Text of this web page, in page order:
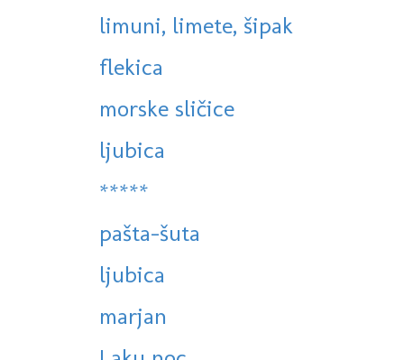
limuni, limete, šipak
flekica
morske sličice
ljubica
*****
pašta-šuta
ljubica
marjan